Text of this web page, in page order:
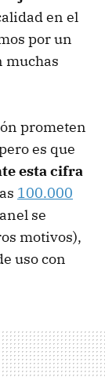
en el
por un
muchas
prometen
es que
esta cifra
100.000
se
motivos),
uso con